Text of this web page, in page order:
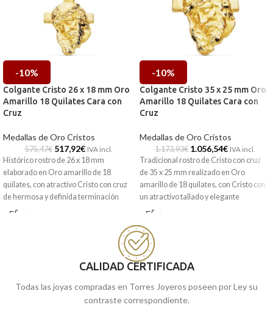
-10%
Colgante Cristo 26 x 18 mm Oro
Amarillo 18 Quilates Cara con
Cruz
Medallas de Oro Cristos
575,47€ 517,92€ IVA incl.
Histórico rostro de 26 x 18 mm
elaborado en Oro amarillo de 18
quilates, con atractivo Cristo con cruz
de hermosa y definida terminación
brillo.
tiendas de Málaga y Melilla, o si lo
prefieres, encargándola online te la
-10%
Colgante Cristo 35 x 25 mm Oro
Amarillo 18 Quilates Cara con
Cruz
Medallas de Oro Cristos
1.173,93€ 1.056,54€ IVA incl.
Tradicional rostro de Cristo con cruz
de 35 x 25 mm realizado en Oro
amarillo de 18 quilates, con Cristo con
un atractivo tallado y elegante
terminación brillo.
Puedes encontrarlo en nuestras
tiendas de Málaga y Melilla, o si lo
prefieres, encargándola online te la
enviamos a casa.
CALIDAD CERTIFICADA
Todas las joyas compradas en Torres Joyeros poseen por Ley su
contraste correspondiente.